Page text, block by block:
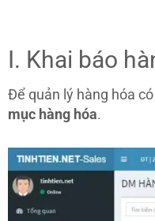
I. Khai báo
Để quản lý hàng hóa
mục hàng hóa.